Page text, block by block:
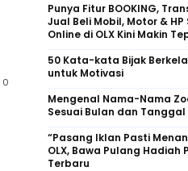
0
Punya Fitur BOOKING,
Jual Beli Mobil, Motor & HP
Online di OLX Kini Makin
50 Kata-kata Bijak
untuk Motivasi
Mengenal Nama-Nama
Sesuai Bulan dan Tanggal
“Pasang Iklan Pasti
OLX, Bawa Pulang Hadiah
Terbaru